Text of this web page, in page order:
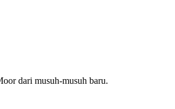
dari musuh-musuh baru.